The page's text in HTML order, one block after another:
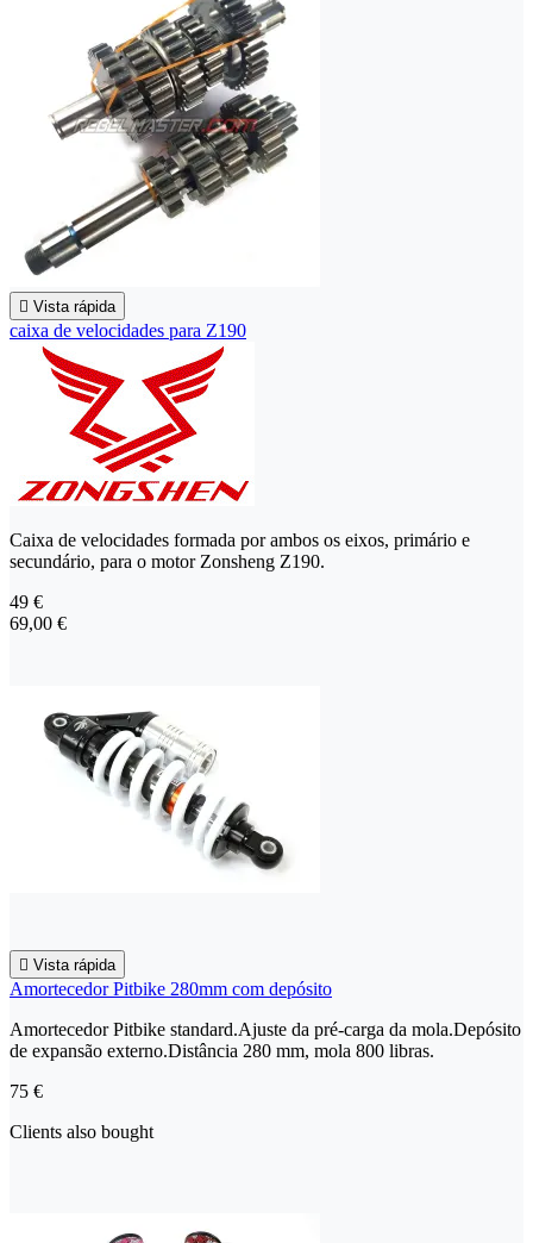
 Vista rápida
caixa de velocidades para Z190
Caixa de velocidades formada por ambos os eixos, primário e
secundário, para o motor Zonsheng Z190.
49 €
69,00 €
 Vista rápida
Amortecedor Pitbike 280mm com depósito
Amortecedor Pitbike standard.Ajuste da pré-carga da mola.Depósito
de expansão externo.Distância 280 mm, mola 800 libras.
75 €
Clients also bought